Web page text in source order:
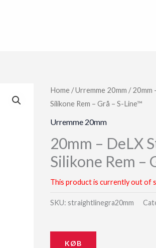
Home /Urremme 20mm / 20mm
Silikone Rem – Grå – S-Line™
Urremme 20mm
20mm – DeLX
Silikone Rem –
This product is currently out of
SKU: straightlinegra20mm
KØB